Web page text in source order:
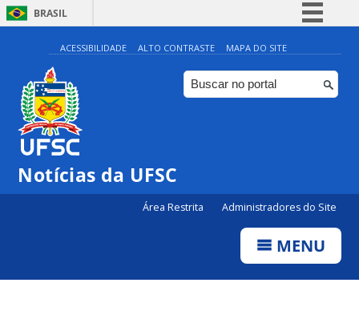
BRASIL
Simplifique!
Comunica BR
Participe
ACESSIBILIDADE ALTO CONTRASTE MAPA DO SITE
Notícias da UFSC
Área Restrita Administradores do Site
MENU